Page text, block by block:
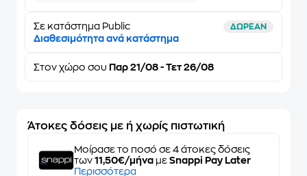
Σε κατάστημα Public ΔΩΡΕΑΝ
Διαθεσιμότητα ανά κατάστημα
Στον χώρο σου Παρ 21/08 - Τετ 26/08
Άτοκες δόσεις με ή χωρίς πιστωτική
Μοίρασε το ποσό σε 4 άτοκες δόσεις
των 11,50€/μήνα με Snappi Pay Later
Περισσότερα